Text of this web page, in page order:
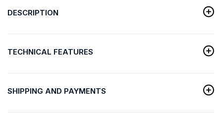
DESCRIPTION
TECHNICAL FEATURES
SHIPPING AND PAYMENTS